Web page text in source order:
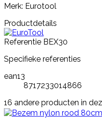
Merk: Eurotool
Productdetails
Referentie BEX30
Specifieke referenties
ean13
8717233014866
16 andere producten in